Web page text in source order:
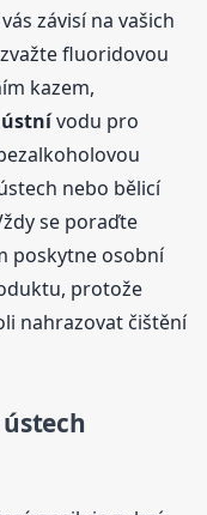
závisí na vašich
fluoridovou
kazem,
ústnívodu pro
nebo bělicí
se poraďte
poskytne osobní
protože
nahrazovat čištění